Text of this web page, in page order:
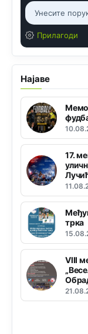
Прилагоди
Најаве
17.
трка
VIII